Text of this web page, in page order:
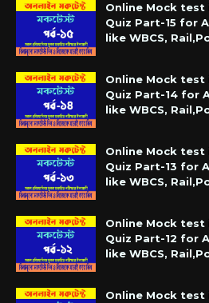
Online Mock test
Quiz Part-15 for
like WBCS,
Online Mock test
Quiz Part-14 for
like WBCS,
Online Mock test
Quiz Part-13 for
like WBCS,
Online Mock test
Quiz Part-12 for
like WBCS,
Online Mock test